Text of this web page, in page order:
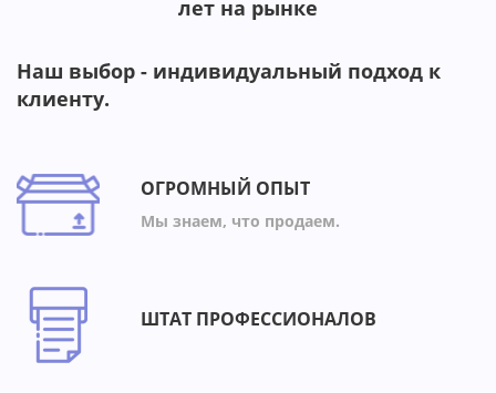
лет на рынке
Наш выбор - индивидуальный подход к
клиенту.
ОГРОМНЫЙ ОПЫТ
Мы знаем, что продаем.
ШТАТ ПРОФЕССИОНАЛОВ